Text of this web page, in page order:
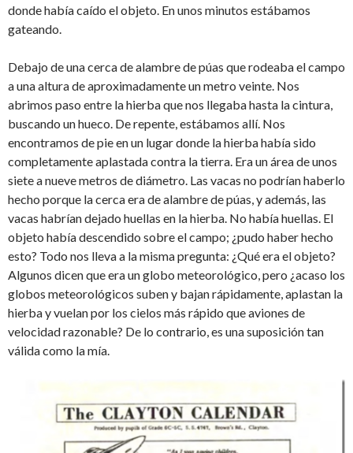
donde había caído el objeto. En unos minutos estábamos
gateando.
Debajo de una cerca de alambre de púas que rodeaba el campo
a una altura de aproximadamente un metro veinte. Nos
abrimos paso entre la hierba que nos llegaba hasta la cintura,
buscando un hueco. De repente, estábamos allí. Nos
encontramos de pie en un lugar donde la hierba había sido
completamente aplastada contra la tierra. Era un área de unos
siete a nueve metros de diámetro. Las vacas no podrían haberlo
hecho porque la cerca era de alambre de púas, y además, las
vacas habrían dejado huellas en la hierba. No había huellas. El
objeto había descendido sobre el campo; ¿pudo haber hecho
esto? Todo nos lleva a la misma pregunta: ¿Qué era el objeto?
Algunos dicen que era un globo meteorológico, pero ¿acaso los
globos meteorológicos suben y bajan rápidamente, aplastan la
hierba y vuelan por los cielos más rápido que aviones de
velocidad razonable? De lo contrario, es una suposición tan
válida como la mía.